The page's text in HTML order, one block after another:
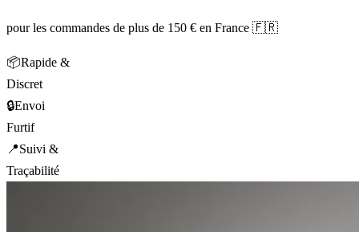
pour les commandes de plus de 150 € en France 🇫🇷
📦Rapide &
Discret
🔒Envoi
Furtif
📍Suivi &
Traçabilité